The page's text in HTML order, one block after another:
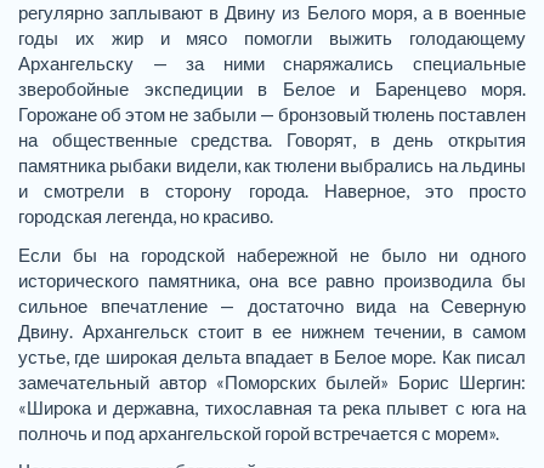
регулярно заплывают в Двину из Белого моря, а в военные
годы их жир и мясо помогли выжить голодающему
Архангельску — за ними снаряжались специальные
зверобойные экспедиции в Белое и Баренцево моря.
Горожане об этом не забыли — бронзовый тюлень поставлен
на общественные средства. Говорят, в день открытия
памятника рыбаки видели, как тюлени выбрались на льдины
и смотрели в сторону города. Наверное, это просто
городская легенда, но красиво.
Если бы на городской набережной не было ни одного
исторического памятника, она все равно производила бы
сильное впечатление — достаточно вида на Северную
Двину. Архангельск стоит в ее нижнем течении, в самом
устье, где широкая дельта впадает в Белое море. Как писал
замечательный автор «Поморских былей» Борис Шергин:
«Широка и державна, тихославная та река плывет с юга на
полночь и под архангельской горой встречается с морем».